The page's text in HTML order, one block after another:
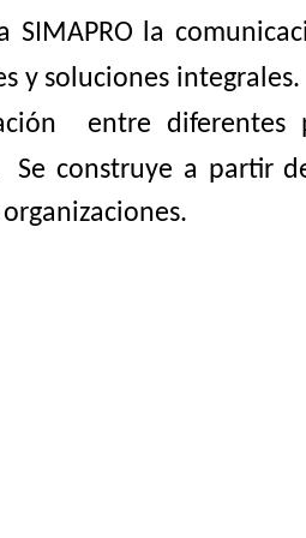
SIMAPRO la
y soluciones
entre diferentes
Se construye a partir